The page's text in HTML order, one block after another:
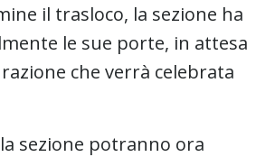
il trasloco, la sezione ha
le sue porte, in attesa
che verrà celebrata
sezione potranno ora